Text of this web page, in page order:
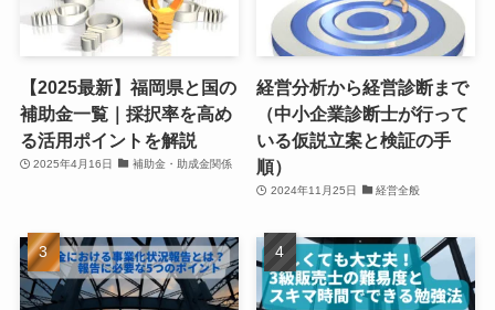
【2025最新】福岡県と国の
補助金一覧｜採択率を高め
る活用ポイントを解説
2025年4月16日 補助金・助成金関係
経営分析から経営診断まで
（中小企業診断士が行って
いる仮説立案と検証の手
順）
2024年11月25日 経営全般